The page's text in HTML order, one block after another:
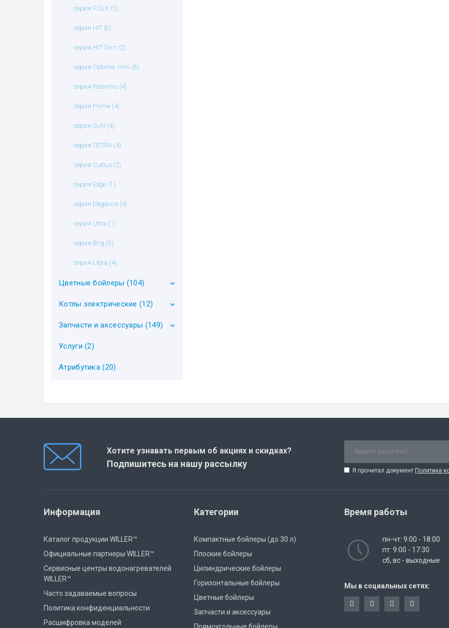
серия FOLK (5)
серия HIT (6)
серия HIT Slim (2)
серия Optima mini (6)
серия Palermo (4)
серия Prime (4)
серия SUN (4)
серия TETRA (4)
серия Cubus (2)
серия Edge (1)
серия Elegance (4)
серия Ultra (1)
серия Brig (5)
серия Libra (4)
Цветные бойлеры (104)
Цветные бойлеры (26)
Декоративные чехлы для
Котлы электрические (12)
серия Hercules (5)
серия Volt (7)
Запчасти и аксессуары (149)
Аксессуары для котлов
Переключатели (4)
Погружные ТЭНы (14)
Для бойлеров серии Elegance (5)
Для бойлеров серии Optima (5)
Для бойлеров серии Premium (1)
Термопредохранители (10)
Аксессуары для бойлеров (22)
Услуги (2)
Атрибутика (20)
Хотите узнавать первым об акциях и скидках?
Подпишитесь на нашу рассылку
Я прочитал документ Политика
Информация
Каталог продукции WILLER™
Официальные партнеры WILLER™
Сервисные центры водонагревателей
WILLER™
Часто задаваемые вопросы
Политика конфиденциальности
Расшифровка моделей
Категории
Компактные бойлеры (до 30 л)
Плоские бойлеры
Цилиндрические бойлеры
Горизонтальные бойлеры
Цветные бойлеры
Запчасти и аксессуары
Время работы
пн-чт: 9:00 - 18:00
пт: 9:00 - 17:30
сб, вс - выходные
Мы в социальных сетях: